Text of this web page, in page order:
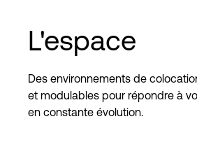
L'espace
Des environnements de
et modulables pour répondre à
en constante évolution.